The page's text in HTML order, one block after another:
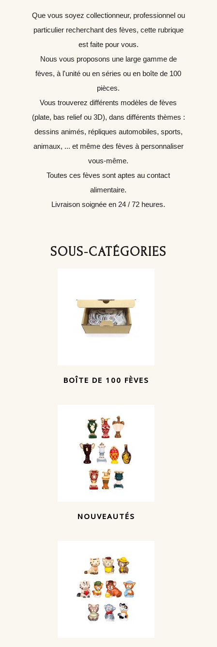
Que vous soyez collectionneur, professionnel ou
particulier recherchant des fèves, cette rubrique
est faite pour vous.
Nous vous proposons une large gamme de
fèves, à l'unité ou en séries ou en boîte de 100
pièces.
Vous trouverez différents modèles de fèves
(plate, bas relief ou 3D), dans différents thèmes :
dessins animés, répliques automobiles, sports,
animaux, ... et même des fèves à personnaliser
vous-même.
Toutes ces fèves sont aptes au contact
alimentaire.
Livraison soignée en 24 / 72 heures.
SOUS-CATÉGORIES
BOÎTE DE 100 FÈVES
NOUVEAUTÉS